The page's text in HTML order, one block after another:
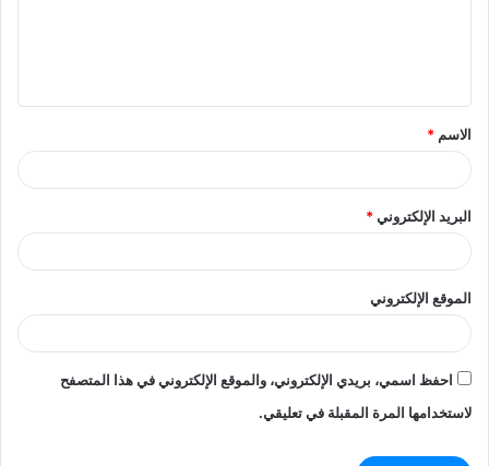
ق
*
الاسم *
البريد الإلكتروني*
الموقع الإلكتروني
احفظ اسمي، بريدي الإلكتروني، والموقع الإلكتروني في هذا المتصفح
لاستخدامها المرة المقبلة في تعليقي.